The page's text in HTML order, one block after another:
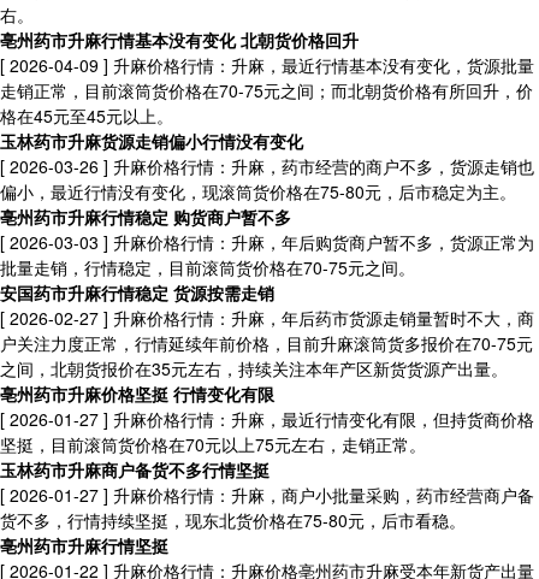
右。
亳州药市升麻行情基本没有变化 北朝货价格回升
[ 2026-04-09 ] 升麻价格行情：升麻，最近行情基本没有变化，货源批量
走销正常，目前滚筒货价格在70-75元之间；而北朝货价格有所回升，价
格在45元至45元以上。
玉林药市升麻货源走销偏小行情没有变化
[ 2026-03-26 ] 升麻价格行情：升麻，药市经营的商户不多，货源走销也
偏小，最近行情没有变化，现滚筒货价格在75-80元，后市稳定为主。
亳州药市升麻行情稳定 购货商户暂不多
[ 2026-03-03 ] 升麻价格行情：升麻，年后购货商户暂不多，货源正常为
批量走销，行情稳定，目前滚筒货价格在70-75元之间。
安国药市升麻行情稳定 货源按需走销
[ 2026-02-27 ] 升麻价格行情：升麻，年后药市货源走销量暂时不大，商
户关注力度正常，行情延续年前价格，目前升麻滚筒货多报价在70-75元
之间，北朝货报价在35元左右，持续关注本年产区新货货源产出量。
亳州药市升麻价格坚挺 行情变化有限
[ 2026-01-27 ] 升麻价格行情：升麻，最近行情变化有限，但持货商价格
坚挺，目前滚筒货价格在70元以上75元左右，走销正常。
玉林药市升麻商户备货不多行情坚挺
[ 2026-01-27 ] 升麻价格行情：升麻，商户小批量采购，药市经营商户备
货不多，行情持续坚挺，现东北货价格在75-80元，后市看稳。
亳州药市升麻行情坚挺
[ 2026-01-22 ] 升麻价格行情：升麻价格亳州药市升麻受本年新货产出量